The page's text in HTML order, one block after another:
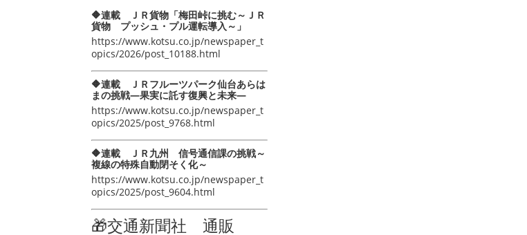
🔶連載 ＪＲ貨物「梅田峠に挑む～ＪＲ
貨物 プッシュ・プル運転導入～」
https://www.kotsu.co.jp/newspaper_t
opics/2026/post_10188.html
🔶連載 ＪＲフルーツパーク仙台あらは
まの挑戦―果実に託す復興と未来―
https://www.kotsu.co.jp/newspaper_t
opics/2025/post_9768.html
🔶連載 ＪＲ九州 信号通信課の挑戦～
複線の特殊自動閉そく化～
https://www.kotsu.co.jp/newspaper_t
opics/2025/post_9604.html
🎁交通新聞社 通販